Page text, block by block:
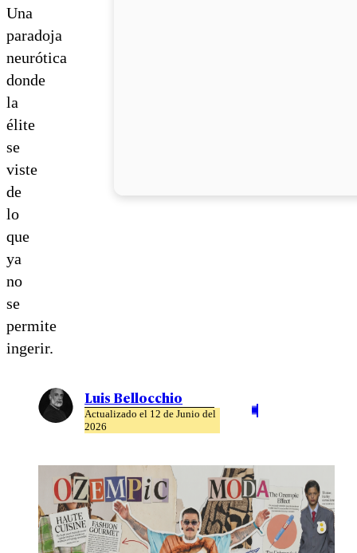
Una
paradoja
neurótica
donde
la
élite
se
viste
de
lo
que
ya
no
se
permite
ingerir.
Luis Bellocchio
Actualizado el 12 de Junio del
2026